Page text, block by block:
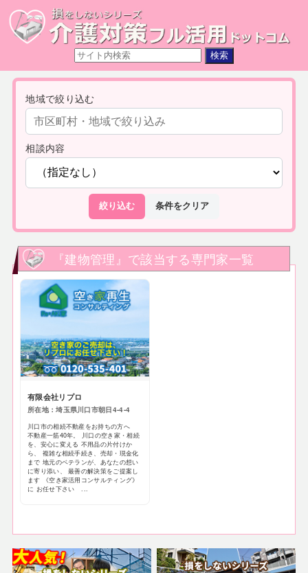
地域で絞り込む
相談内容
絞り込む 条件をクリア
『建物管理』で該当する専門家一覧
有限会社リプロ
所在地：埼玉県川口市朝日4-4-4
川口市の相続不動産をお持ちの方へ
不動産一筋40年。 川口の空き家・相続
を、安心に変える 不用品の片付けか
ら、 複雑な相続手続き、売却・現金化
まで 地元のベテランが、あなたの想い
に寄り添い、 最善の解決策をご提案し
ます 《空き家活用コンサルティング》
に お任せ下さい ...